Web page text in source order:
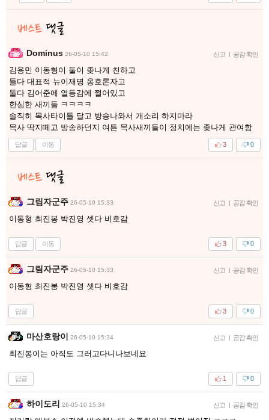
Dominus 26-05-10 15:42 신고 | 공감 확인
김용민 이동형이 둘이 좆나게 친하고
둘다 대표적 뉴이재명 옹호론자고
둘다 김어준에 열등감에 쩔어있고
한심한 새끼들 ㅋㅋㅋㅋ
솔직히 목사타이틀 달고 방송나와서 개소리 하지마라
목사 딱지떼고 방송하던지 여튼 목사새끼들이 정치에는 좆나게 관여함
답글 이동 0
3
그림자군주 26-05-10 15:33 신고 | 공감 확인
이동형 최진봉 박진영 셋다 비호감
답글 이동 0
3
그림자군주 26-05-10 15:33 신고 | 공감 확인
이동형 최진봉 박진영 셋다 비호감
답글 0
3
마산호랑이 26-05-10 15:34 신고 | 공감 확인
최진봉이는 아직도 그러고다니나보네요
답글 0
1
하이도리 26-05-10 15:34 신고 | 공감 확인